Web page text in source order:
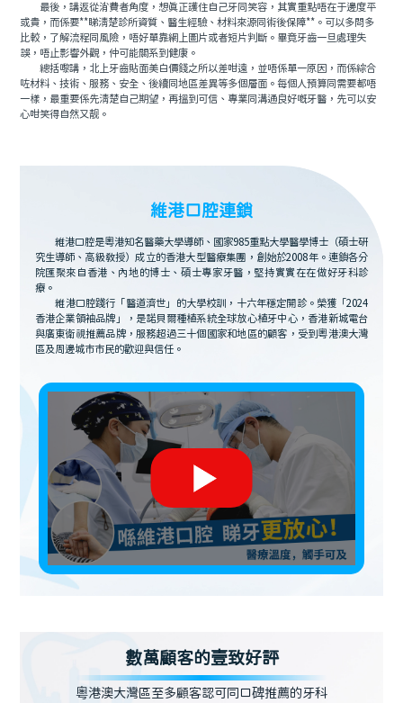
最後，講返從消費者角度，想真正護住自己牙同笑容，其實重點唔在于邊度平
或貴，而係要**睇清楚診所資質、醫生經驗、材料來源同術後保障**。可以多問多
比較，了解流程同風險，唔好單靠網上圖片或者短片判斷。畢竟牙齒一旦處理失
誤，唔止影響外觀，仲可能關系到健康。
總括嚟講，北上牙齒貼面美白價錢之所以差咁遠，並唔係單一原因，而係綜合
咗材料、技術、服務、安全、後續同地區差異等多個層面。每個人預算同需要都唔
一樣，最重要係先清楚自己期望，再搵到可信、專業同溝通良好嘅牙醫，先可以安
心咁笑得自然又靓。
維港口腔連鎖
維港口腔是粵港知名醫藥大學導師、國家985重點大學醫學博士（碩士研
究生導師、高級教授）成立的香港大型醫療集團，創始於2008年。連鎖各分
院匯聚來自香港、內地的博士、碩士專家牙醫，堅持實實在在做好牙科診
療。
維港口腔踐行「醫道濟世」的大學校訓，十六年穩定開診。榮獲「2024
香港企業領袖品牌」，是諾貝爾種植系統全球放心植牙中心，香港新城電台
與廣東衛視推薦品牌，服務超過三十個國家和地區的顧客，受到粵港澳大灣
區及周邊城市市民的歡迎與信任。
數萬顧客的壹致好評
粵港澳大灣區至多顧客認可同口碑推薦的牙科